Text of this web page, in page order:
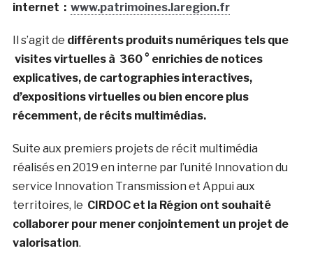
internet : www.patrimoines.laregion.fr
Il s’agit de différents produits numériques tels que
visites virtuelles à 360 ° enrichies de notices
explicatives, de cartographies interactives,
d’expositions virtuelles ou bien encore plus
récemment, de récits multimédias.
Suite aux premiers projets de récit multimédia
réalisés en 2019 en interne par l’unité Innovation du
service Innovation Transmission et Appui aux
territoires, le CIRDOC et la Région ont souhaité
collaborer pour mener conjointement un projet de
valorisation.